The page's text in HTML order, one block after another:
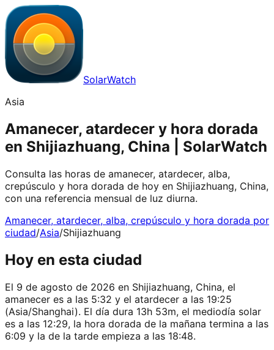
SolarWatch
Asia
Amanecer, atardecer y hora dorada
en Shijiazhuang, China | SolarWatch
Consulta las horas de amanecer, atardecer, alba,
crepúsculo y hora dorada de hoy en Shijiazhuang, China,
con una referencia mensual de luz diurna.
Amanecer, atardecer, alba, crepúsculo y hora dorada por
ciudad/Asia/Shijiazhuang
Hoy en esta ciudad
El 9 de agosto de 2026 en Shijiazhuang, China, el
amanecer es a las 5:32 y el atardecer a las 19:25
(Asia/Shanghai). El día dura 13h 53m, el mediodía solar
es a las 12:29, la hora dorada de la mañana termina a las
6:09 y la de la tarde empieza a las 18:48.